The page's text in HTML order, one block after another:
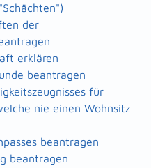
der
erklären
beantragen
für
nie einen Wohnsitz
beantragen
beantragen